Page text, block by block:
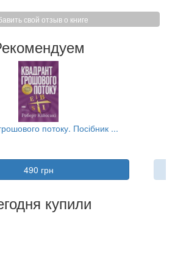
свой отзыв о книге
потоку. Посібник ...
490 грн
купили